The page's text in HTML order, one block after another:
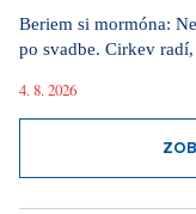
Beriem si mormóna:
po svadbe. Cirkev
4. 8. 2026